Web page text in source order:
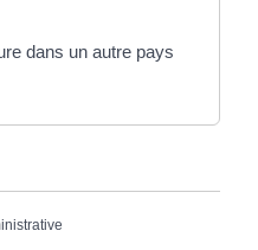
dans un autre pays